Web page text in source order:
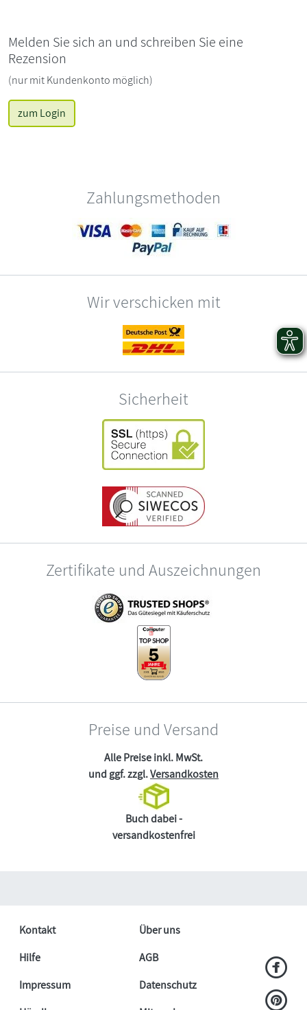
Melden Sie sich an und schreiben Sie eine
Rezension
(nur mit Kundenkonto möglich)
zum Login
Zahlungsmethoden
Wir verschicken mit
Sicherheit
Zertifikate und Auszeichnungen
Preise und Versand
Alle Preise inkl. MwSt.
und ggf. zzgl.Versandkosten
Buch dabei -
versandkostenfrei
Kontakt
Über uns
Hilfe
AGB
Impressum
Datenschutz